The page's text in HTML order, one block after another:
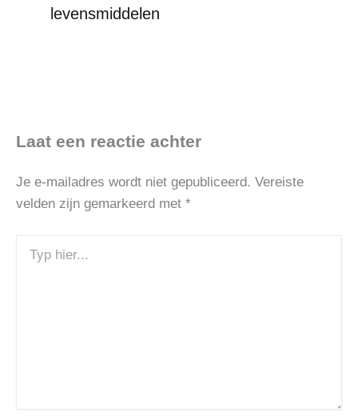
levensmiddelen
Laat een reactie achter
Je e-mailadres wordt niet gepubliceerd. Vereiste
velden zijn gemarkeerd met *
hier...